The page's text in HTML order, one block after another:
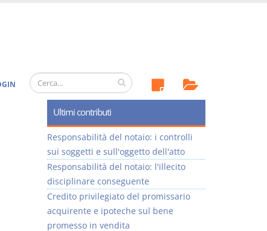
Ultimi contributi
Responsabilità del notaio: i controlli
sui soggetti e sull'oggetto dell'atto
Responsabilità del notaio: l'illecito
disciplinare conseguente
Credito privilegiato del promissario
acquirente e ipoteche sul bene
promesso in vendita